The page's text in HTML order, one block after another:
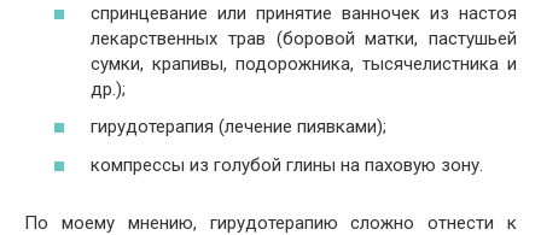
спринцевание или принятие ванночек из настоя
лекарственных трав (боровой матки, пастушьей
сумки, крапивы, подорожника, тысячелистника и
др.);
гирудотерапия (лечение пиявками);
компрессы из голубой глины на паховую зону.
По моему мнению, гирудотерапию сложно отнести к